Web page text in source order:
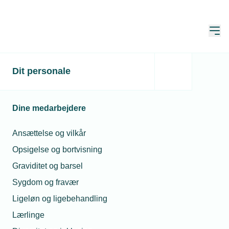
Dit personale
Dine medarbejdere
Ansættelse og vilkår
Opsigelse og bortvisning
Graviditet og barsel
Sygdom og fravær
Ligeløn og ligebehandling
Lærlinge
Kunderne vinder flere